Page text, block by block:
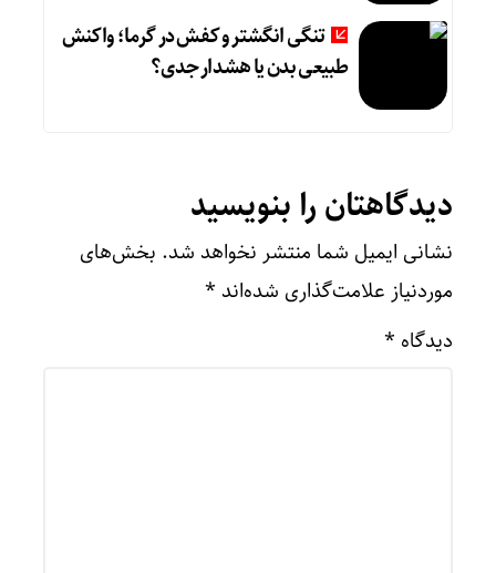
تنگی انگشتر و کفش در گرما؛ واکنش
طبیعی بدن یا هشدار جدی؟
دیدگاهتان را بنویسید
نشانی ایمیل شما منتشر نخواهد شد. بخش‌های
موردنیاز علامت‌گذاری شده‌اند *
دیدگاه *